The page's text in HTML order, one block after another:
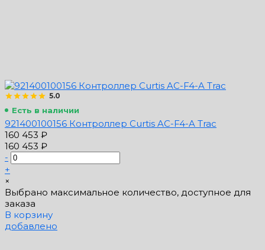
5.0
Есть в наличии
921400100156 Контроллер Curtis AC-F4-A Trac
160 453 ₽
160 453 ₽
-
+
×
Выбрано максимальное количество, доступное для
заказа
В корзину
добавлено